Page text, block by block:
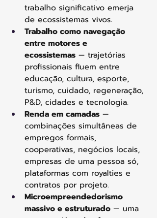
trabalho significativo emerja
de ecossistemas vivos.
Trabalho como navegação
entre motores e
ecossistemas — trajetórias
profissionais fluem entre
educação, cultura, esporte,
turismo, cuidado, regeneração,
P&D, cidades e tecnologia.
Renda em camadas —
combinações simultâneas de
empregos formais,
cooperativas, negócios locais,
empresas de uma pessoa só,
plataformas com royalties e
contratos por projeto.
Microempreendedorismo
massivo e estruturado — uma